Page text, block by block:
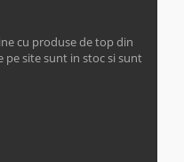
cu produse de top din
pe site sunt in stoc si sunt